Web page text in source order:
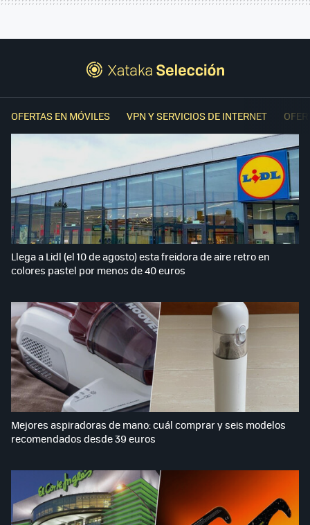
OFERTAS EN MÓVILES VPN Y SERVICIOS DE INTERNET
Llega a Lidl (el 10 de agosto) esta freidora de aire retro en
colores pastel por menos de 40 euros
Mejores aspiradoras de mano: cuál comprar y seis modelos
recomendados desde 39 euros